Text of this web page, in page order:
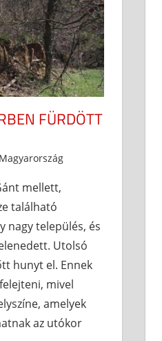
FÜRDÖTT
Magyarország
mellett,
található
nagy település, és
Utolsó
hunyt el. Ennek
mivel
amelyek
az utókor